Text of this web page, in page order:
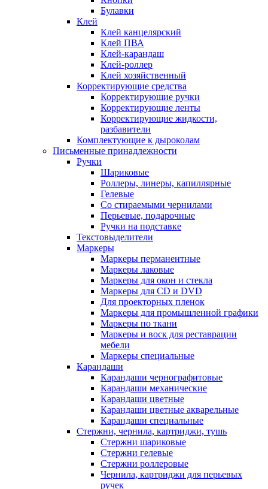
Булавки
Клей
Клей канцелярский
Клей ПВА
Клей-карандаш
Клей-роллер
Клей хозяйственный
Корректирующие средства
Корректирующие ручки
Корректирующие ленты
Корректирующие жидкости,
разбавители
Комплектующие к дыроколам
Письменные принадлежности
Ручки
Шариковые
Роллеры, линеры, капиллярные
Гелевые
Со стираемыми чернилами
Перьевые, подарочные
Ручки на подставке
Текстовыделители
Маркеры
Маркеры перманентные
Маркеры лаковые
Маркеры для окон и стекла
Маркеры для CD и DVD
Для проекторных пленок
Маркеры для промышленной графики
Маркеры по ткани
Маркеры и воск для реставрации
мебели
Маркеры специальные
Карандаши
Карандаши чернографитовые
Карандаши механические
Карандаши цветные
Карандаши цветные акварельные
Карандаши специальные
Стержни, чернила, картриджи, тушь
Стержни шариковые
Стержни гелевые
Стержни роллеровые
Чернила, картриджи для перьевых
ручек